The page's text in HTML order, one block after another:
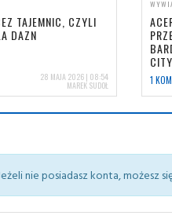
TAJEMNIC, CZYLI
DAZN
28 MAJA 2026 | 08:54
MAREK SUDOŁ
CITY
1
nie posiadasz konta, możesz